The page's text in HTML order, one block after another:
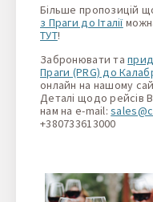
Більше пропозицій
з Праги до Італії
ТУТ!
Забронювати та
Праги (PRG) до
онлайн на нашому
Деталі щодо рейсів
нам на e-mail:
+380733613000